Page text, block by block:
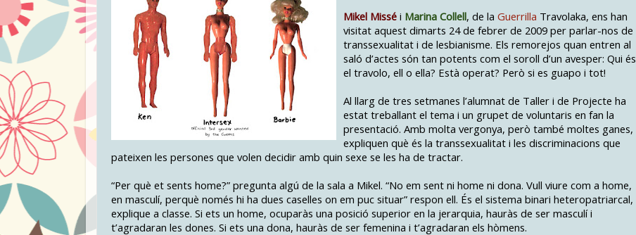
Mikel Missé i Marina Collell, de la Guerrilla Travolaka, ens han
visitat aquest dimarts 24 de febrer de 2009 per parlar-nos de
transsexualitat i de lesbianisme. Els remorejos quan entren al
saló d’actes són tan potents com el soroll d’un avesper: Qui és
el travolo, ell o ella? Està operat? Però si es guapo i tot!
Al llarg de tres setmanes l’alumnat de Taller i de Projecte ha
estat treballant el tema i un grupet de voluntaris en fan la
presentació. Amb molta vergonya, però també moltes ganes,
expliquen què és la transsexualitat i les discriminacions que
pateixen les persones que volen decidir amb quin sexe se les ha de tractar.
“Per què et sents home?” pregunta algú de la sala a Mikel. “No em sent ni home ni dona. Vull viure com a home,
en masculí, perquè només hi ha dues caselles on em puc situar” respon ell. És el sistema binari heteropatriarcal,
explique a classe. Si ets un home, ocuparàs una posició superior en la jerarquia, hauràs de ser masculí i
t’agradaran les dones. Si ets una dona, hauràs de ser femenina i t’agradaran els hòmens.